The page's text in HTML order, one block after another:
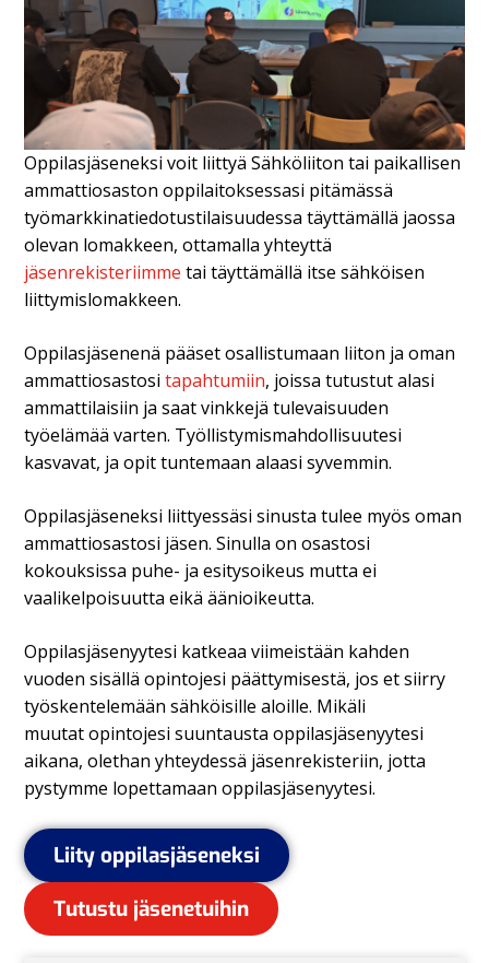
Oppilasjäseneksi voit liittyä Sähköliiton tai paikallisen
ammattiosaston oppilaitoksessasi pitämässä
työmarkkinatiedotustilaisuudessa täyttämällä jaossa
olevan lomakkeen, ottamalla yhteyttä
jäsenrekisteriimme tai täyttämällä itse sähköisen
liittymislomakkeen.
Oppilasjäsenenä pääset osallistumaan liiton ja oman
ammattiosastositapahtumiin, joissa tutustut alasi
ammattilaisiin ja saat vinkkejä tulevaisuuden
työelämää varten. Työllistymismahdollisuutesi
kasvavat, ja opit tuntemaan alaasi syvemmin.
Oppilasjäseneksi liittyessäsi sinusta tulee myös oman
ammattiosastosi jäsen. Sinulla on osastosi
kokouksissa puhe- jaesitysoikeus mutta ei
vaalikelpoisuutta eikä äänioikeutta.
Oppilasjäsenyytesi katkeaa viimeistään kahden
vuoden sisällä opintojesi päättymisestä, jos et siirry
työskentelemään sähköisille aloille. Mikäli
muutatopintojesi suuntausta oppilasjäsenyytesi
aikana, olethan yhteydessä jäsenrekisteriin, jotta
pystymme lopettamaan oppilasjäsenyytesi.
Liity oppilasjäseneksi
Tutustu jäsenetuihin